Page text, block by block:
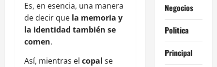
Es, en esencia, una manera
de decir que la memoria y
la identidad también se
comen.
Así, mientras el copal se
Negocios
Politica
Principal